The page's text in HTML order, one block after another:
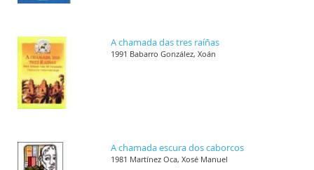
A chamada das tres raíñas
1991 Babarro González, Xoán
A chamada escura dos caborcos
1981 Martínez Oca, Xosé Manuel